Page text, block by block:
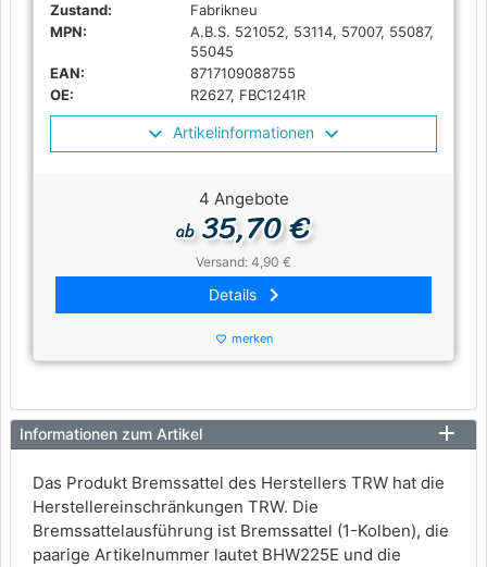
Zustand:
Fabrikneu
MPN:
A.B.S. 521052, 53114, 57007, 55087,
55045
EAN:
8717109088755
OE:
R2627, FBC1241R
Artikelinformationen
4 Angebote
ab35,70 €
Versand: 4,90 €
Details keyboard_arrow_right
favorite_border merken
Informationen zum Artikel
Das Produkt Bremssattel des Herstellers TRW hat die
Herstellereinschränkungen TRW. Die
Bremssattelausführung ist Bremssattel (1-Kolben), die
paarige Artikelnummer lautet BHW225E und die